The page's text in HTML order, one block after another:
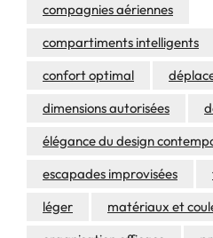
compagnies aériennes
compartiments intelligents
confort optimal
dimensions autorisées
élégance du design
escapades improvisées
léger
matériaux et